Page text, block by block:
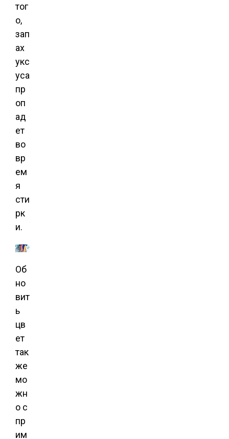
тог
о,
зап
ах
укс
уса
пр
оп
ад
ет
во
вр
ем
я
сти
рк
и.
Об
но
вит
ь
цв
ет
так
же
мо
жн
о с
пр
им